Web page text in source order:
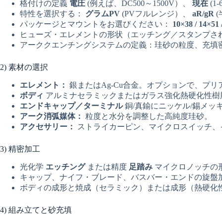
格付けの定義 電圧 (例えば、DC500～1500V）、 現在 (1-
特性を選択する： グラムPV (PVフルレンジ）、 aR/gR (
パッケージとマウントをお選びください： 10×38 / 14×51
ヒューズ・エレメントの形状（エッチング／スタンプ
アーククエンチングシステムの定義：珪砂の粒度、充
2) 素材の選択
エレメント： 銀またはAg-Cu合金。オプションで、プ
ボディ アルミナセラミックまたはガラス強化熱硬化性
エンドキャップ／ターミナル銅/真鍮にニッケル/錫メッ
アーク消弧媒体： 粒度と水分を調整した高純度珪砂。
アクセサリー：
ストライカーピン、マイクロスイッチ
3) 精密加工
光化学 エッチングまたは精度 足踏み マイクロノッチの
キャップ、ナイフ・ブレード、バスバー・エンドの旋
ボディの成形と焼成（セラミック）または成形（熱硬化
4) 組み立てと砂充填